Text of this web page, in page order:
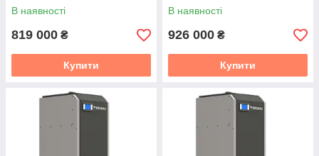
В наявності
819 000 ₴
Купити
В наявності
926 000 ₴
Купити